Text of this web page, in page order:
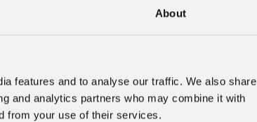
About
features and to analyse our traffic. We also share
and analytics partners who may combine it with
from your use of their services.